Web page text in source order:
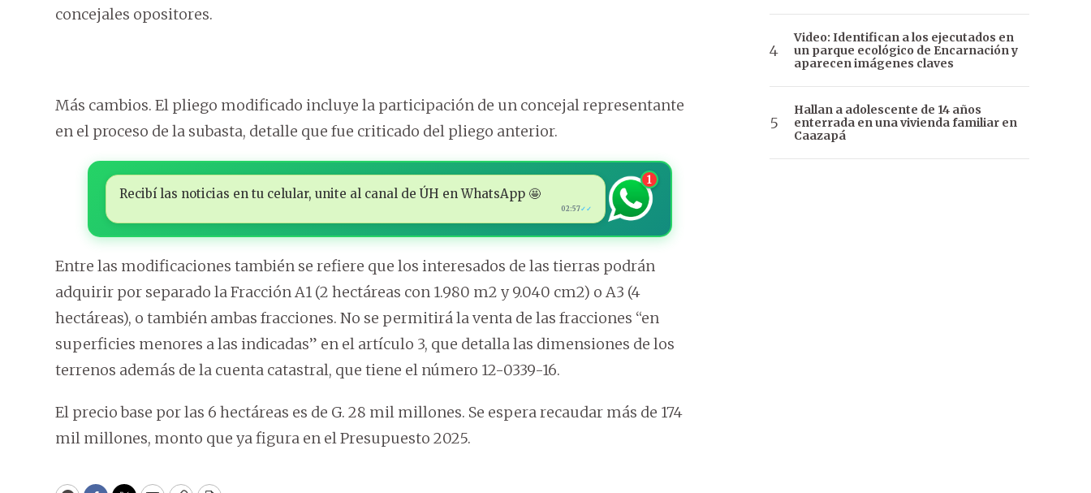
concejales opositores.
Más cambios. El pliego modificado incluye la participación de un concejal representante
en el proceso de la subasta, detalle que fue criticado del pliego anterior.
Recibí las noticias en tu celular, unite al canal de ÚH en WhatsApp 🤩
02:57✓✓
1
Entre las modificaciones también se refiere que los interesados de las tierras podrán
adquirir por separado la Fracción A1 (2 hectáreas con 1.980 m2 y 9.040 cm2) o A3 (4
hectáreas), o también ambas fracciones. No se permitirá la venta de las fracciones “en
superficies menores a las indicadas” en el artículo 3, que detalla las dimensiones de los
terrenos además de la cuenta catastral, que tiene el número 12-0339-16.
El precio base por las 6 hectáreas es de G. 28 mil millones. Se espera recaudar más de 174
mil millones, monto que ya figura en el Presupuesto 2025.
Video: Identifican a los ejecutados en
un parque ecológico de Encarnación y
aparecen imágenes claves
Hallan a adolescente de 14 años
enterrada en una vivienda familiar en
Caazapá